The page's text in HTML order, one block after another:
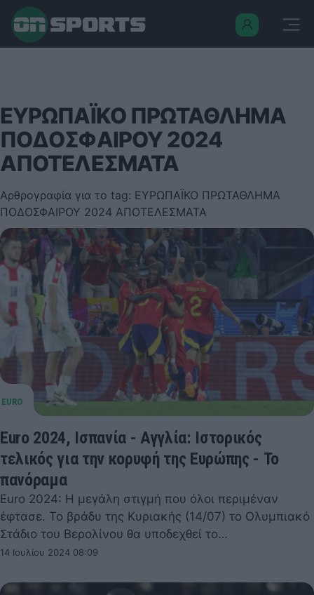
ΕΥΡΩΠΑΪΚΟ ΠΡΩΤΑΘΛΗΜΑ
ΠΟΔΟΣΦΑΙΡΟΥ 2024
ΑΠΟΤΕΛΕΣΜΑΤΑ
Αρθρογραφία για το tag: ΕΥΡΩΠΑΪΚΟ ΠΡΩΤΑΘΛΗΜΑ
ΠΟΔΟΣΦΑΙΡΟΥ 2024 ΑΠΟΤΕΛΕΣΜΑΤΑ
Euro 2024, Ισπανία - Αγγλία: Ιστορικός
τελικός για την κορυφή της Ευρώπης - Το
πανόραμα
Euro 2024: Η μεγάλη στιγμή που όλοι περιμέναν
έφτασε. Το βράδυ της Κυριακής (14/07) το Ολυμπιακό
Στάδιο του Βερολίνου θα υποδεχθεί το…
14 Ιουλίου 2024 08:09